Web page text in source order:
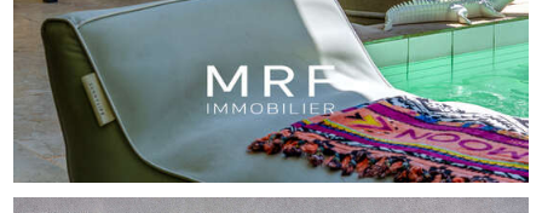
Commercial mandataire en immobilier, immatriculé au
Registre Spécial des Agents Commerciaux du Tribunal de
Commerce de Marseille sous le no898318209. Mandant :
MRF Immobilier, 89 chemin du Roucas Blanc 13007
MARSEILLE, SARL au capital de 5 000 €, immatriculée au
Registre du Commerce et des Sociétés de Marseille sous
le numéro B 947 893 756, No TVA intracommunautaire